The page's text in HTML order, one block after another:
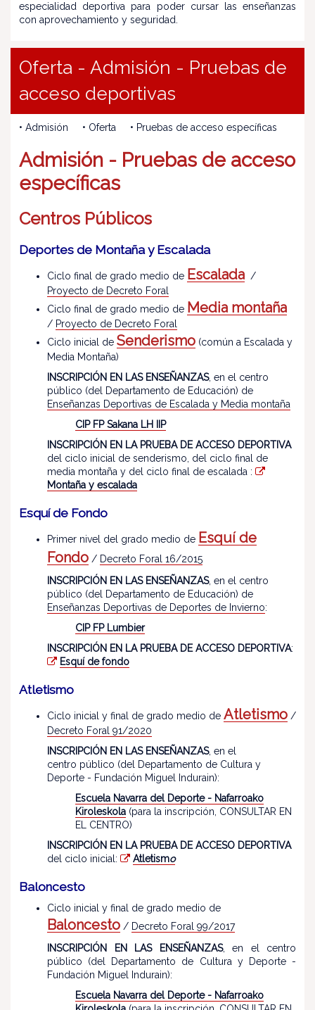
especialidad deportiva para poder cursar las enseñanzas
con aprovechamiento y seguridad.
Oferta - Admisión - Pruebas de
acceso deportivas
• Admisión • Oferta • Pruebas de acceso específicas
Admisión - Pruebas de acceso
específicas
Centros Públicos
Deportes de Montaña y Escalada
Ciclo final de grado medio de Escalada /
Proyecto de Decreto Foral
Ciclo final de grado medio de Media montaña
/ Proyecto de Decreto Foral
Ciclo inicial de Senderismo (común a Escalada y
Media Montaña)
INSCRIPCIÓN EN LAS ENSEÑANZAS, en el centro
público (del Departamento de Educación) de
Enseñanzas Deportivas de Escalada y Media montaña
CIP FP Sakana LH IIP
INSCRIPCIÓN EN LA PRUEBA DE ACCESO DEPORTIVA
del ciclo inicial de senderismo, del ciclo final de
media montaña y del ciclo final de escalada :
Montaña y escalada
Esquí de Fondo
Primer nivel del grado medio de Esquí de
Fondo / Decreto Foral 16/2015
INSCRIPCIÓN EN LAS ENSEÑANZAS, en el centro
público (del Departamento de Educación) de
Enseñanzas Deportivas de Deportes de Invierno:
CIP FP Lumbier
INSCRIPCIÓN EN LA PRUEBA DE ACCESO DEPORTIVA:
Esquí de fondo
Atletismo
Ciclo inicial y final de grado medio de Atletismo /
Decreto Foral 91/2020
INSCRIPCIÓN EN LAS ENSEÑANZAS, en el
centro público (del Departamento de Cultura y
Deporte - Fundación Miguel Indurain):
Escuela Navarra del Deporte - Nafarroako
Kiroleskola (para la inscripción, CONSULTAR EN
EL CENTRO)
INSCRIPCIÓN EN LA PRUEBA DE ACCESO DEPORTIVA
del ciclo inicial:
Atletismo
Baloncesto
Ciclo inicial y final de grado medio de
Baloncesto / Decreto Foral 99/2017
INSCRIPCIÓN EN LAS ENSEÑANZAS, en el centro
público (del Departamento de Cultura y Deporte -
Fundación Miguel Indurain):
Escuela Navarra del Deporte - Nafarroako